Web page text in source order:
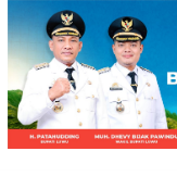
Loncat
ke
konten